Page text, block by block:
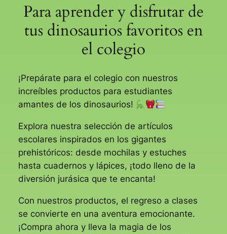
Para aprender y disfrutar de
tus dinosaurios favoritos en
el colegio
¡Prepárate para el colegio con nuestros
increíbles productos para estudiantes
amantes de los dinosaurios!
Explora nuestra selección de artículos
escolares inspirados en los gigantes
prehistóricos: desde mochilas y estuches
hasta cuadernos y lápices, ¡todo lleno de la
diversión jurásica que te encanta!
Con nuestros productos, el regreso a clases
se convierte en una aventura emocionante.
¡Compra ahora y lleva la magia de los